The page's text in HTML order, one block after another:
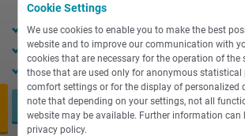
Cookie Settings
We use cookies to enable you to make the best
website and to improve our communication with
cookies that are necessary for the operation of the
those that are used only for anonymous statistical
comfort settings or for the display of personalized
note that depending on your settings, not all
website may be available. Further information can
privacy policy.
Holgura de husillo de 102 mm
Diámetro de mandril de 400 mm
Longitud de torneado de 750 mm
PIDA AHORA